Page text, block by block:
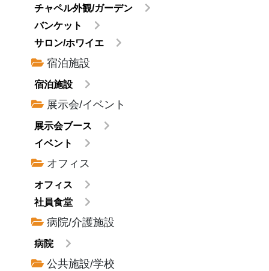
チャペル外観/ガーデン
バンケット
サロン/ホワイエ
宿泊施設
宿泊施設
展示会/イベント
展示会ブース
イベント
オフィス
オフィス
社員食堂
病院/介護施設
病院
公共施設/学校